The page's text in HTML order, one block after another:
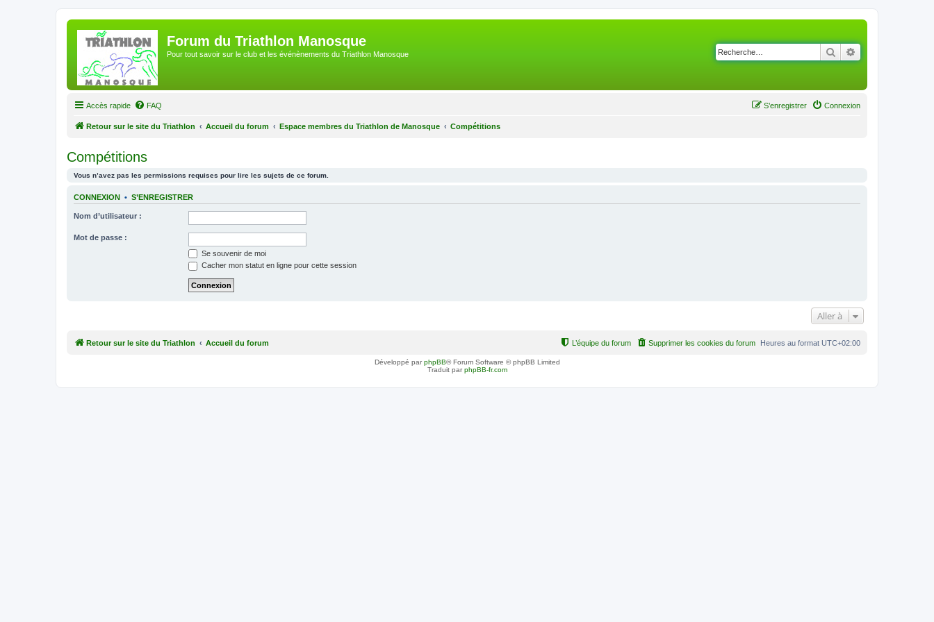
Forum du Triathlon Manosque
Pour tout savoir sur le club et les événènements du Triathlon Manosque Rechercher
Accès rapide FAQ Connexion
S’enregistrer
Retour sur le site du Triathlon Accueil du forum Espace membres du Triathlon de Manosque Compétitions
Compétitions
Vous n’avez pas les permissions requises pour lire les sujets de ce forum.
CONNEXION • S’ENREGISTRER
Nom d’utilisateur :
Mot de passe :
Se souvenir de moi
Cacher mon statut en ligne pour cette session
Aller à
Retour sur le site du Triathlon Accueil du forum Heures au format UTC+02:00
Supprimer les cookies du forum
L’équipe du forum
Développé parphpBB® Forum Software © phpBB Limited
Traduit parphpBB-fr.com